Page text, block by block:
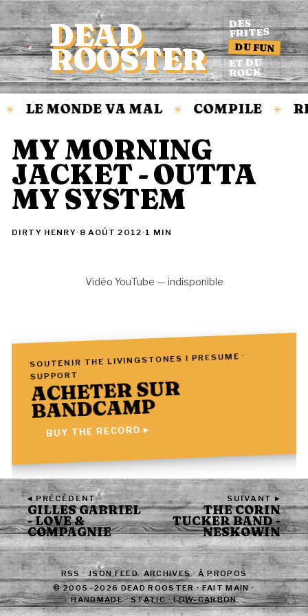
Accueil
DEAD
ROOSTER
DES
FRITES
DU FUN
ET DU
ROCK
✳ LE MONDE VA MAL ✳ COMPILE ✳
MY MORNING
JACKET - OUTTA
MY SYSTEM
DIRTY HENRY· 8 AOÛT 2012 ·1 MIN
Vidéo YouTube — indisponible
SOUTENIR THE LIVINGSTONES I PRESUME ·
SUPPORT
ACHETER SUR
BANDCAMP
BUY THE RECORD ▸
◂ PRÉCÉDENT
GILLES GABRIEL
- LOVE &
COMPAGNIE
SUIVANT ▸
THE CORIN
TUCKER BAND -
NESKOWIN
RSS·JSON FEED·ARCHIVES·À PROPOS
© 2005–2026 DEAD ROOSTER · FAIT MAIN ·
HANDMADE · STATIC · LOW-CARBON